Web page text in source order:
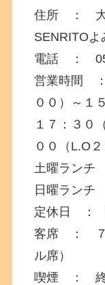
住所 ： 大
SENRITO
電話 ：
営業時間
００）～１
１７：３０
００（L.O２
土曜ラン
日曜ラン
定休日 ：
客席 ： ７
ル席）
喫煙 ： 終